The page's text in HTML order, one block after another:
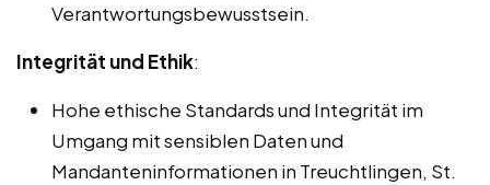
Verantwortungsbewusstsein.
Integrität und Ethik:
Hohe ethische Standards und Integrität im
Umgang mit sensiblen Daten und
Mandanteninformationen in Treuchtlingen, St.